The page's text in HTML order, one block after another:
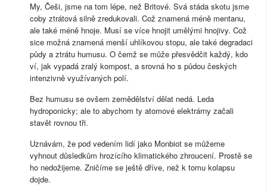
My, Češi, jsme na tom lépe, než Britové. Svá stáda skotu jsme
coby ztrátová silně zredukovali. Což znamená méně mentanu,
ale také méně hnoje. Musí se více hnojit umělými hnojivy. Což
sice možná znamená menší uhlíkovou stopu, ale také degradaci
půdy a ztrátu humusu. O čemž se může přesvědčit každý, kdo
ví, jak vypadá zralý kompost, a srovná ho s půdou českých
intenzivně využívaných polí.
Bez humusu se ovšem zemědělství dělat nedá. Leda
hydroponicky; ale to abychom ty atomové elektrárny začali
stavět rovnou tři.
Uznávám, že pod vedením lidí jako Monbiot se můžeme
vyhnout důsledkům hrozícího klimatického zhroucení. Prostě se
ho nedožijeme. Zničíme se ještě dříve, než k tomu kolapsu
dojde.